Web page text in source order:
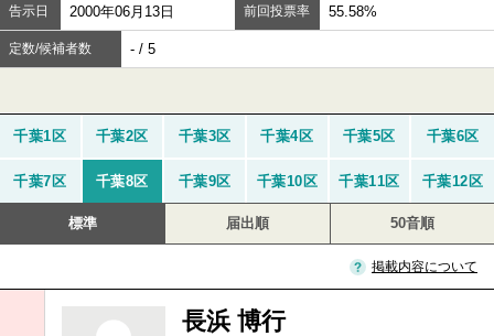
告示日 2000年06月13日 前回投票率 55.58%
定数/候補者数 - / 5
千葉1区 千葉2区 千葉3区 千葉4区 千葉5区 千葉6区
千葉7区 千葉8区 千葉9区 千葉10区 千葉11区 千葉12区
標準 届出順 50音順
掲載内容について
長浜 博行